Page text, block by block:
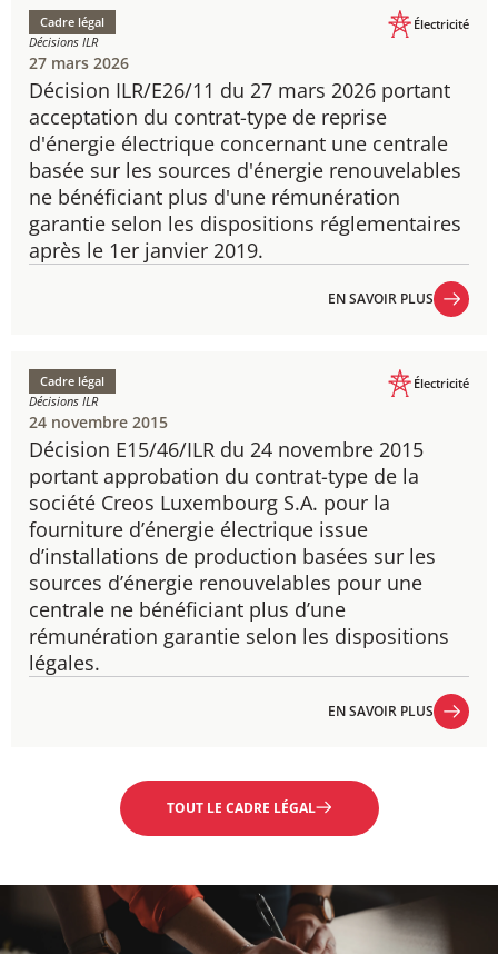
Décision ILR/E26/11 du 27 mars 2026 portant
acceptation du contrat-type de reprise
d'énergie électrique concernant une centrale
basée sur les sources d'énergie renouvelables
ne bénéficiant plus d'une rémunération
garantie selon les dispositions réglementaires
après le 1er janvier 2019.
Cadre légal
Décisions ILR
Électricité
27 mars 2026
EN SAVOIR PLUS
Décision E15/46/ILR du 24 novembre 2015
portant approbation du contrat-type de la
société Creos Luxembourg S.A. pour la
fourniture d’énergie électrique issue
d’installations de production basées sur les
sources d’énergie renouvelables pour une
centrale ne bénéficiant plus d’une
rémunération garantie selon les dispositions
légales.
Cadre légal
Décisions ILR
Électricité
24 novembre 2015
EN SAVOIR PLUS
TOUT LE CADRE LÉGAL